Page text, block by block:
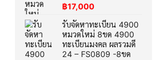
฿17,000
รับจัดหาทะเบียน 4900
หมวดใหม่ 8ขด 4900
ทะเบียนมงคล ผลรวมดี
24 – FS0809 -8ขด